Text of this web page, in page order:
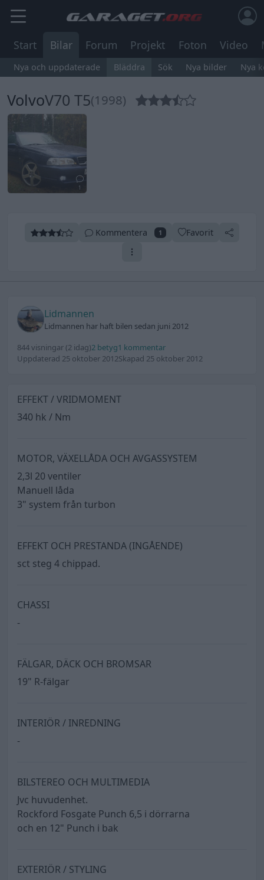
Start Bilar Forum Projekt Foton Video
Nya och uppdaterade Bläddra Sök Nya bilder Nya
VolvoV70 T5(1998)
1
Kommentera 1 Favorit
Lidmannen
Lidmannen har haft bilen sedan juni 2012
844 visningar (2 idag)2 betyg1 kommentar
Uppdaterad 25 oktober 2012Skapad 25 oktober 2012
EFFEKT / VRIDMOMENT
340 hk / Nm
MOTOR, VÄXELLÅDA OCH AVGASSYSTEM
2,3l 20 ventiler
Manuell låda
3" system från turbon
EFFEKT OCH PRESTANDA (INGÅENDE)
sct steg 4 chippad.
CHASSI
-
FÄLGAR, DÄCK OCH BROMSAR
19" R-fälgar
INTERIÖR / INREDNING
-
BILSTEREO OCH MULTIMEDIA
Jvc huvudenhet.
Rockford Fosgate Punch 6,5 i dörrarna
och en 12" Punch i bak
EXTERIÖR / STYLING